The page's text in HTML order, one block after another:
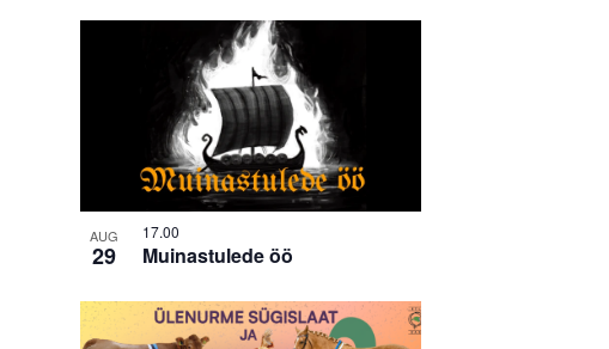
AUG
29 Muinastulede öö
17.00